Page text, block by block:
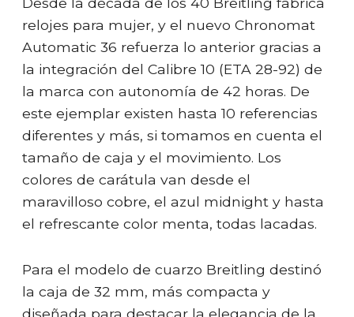
relojes para mujer, y el nuevo Chronomat
Automatic 36 refuerza lo anterior gracias a
la integración del Calibre 10 (ETA 28-92) de
la marca con autonomía de 42 horas. De
este ejemplar existen hasta 10 referencias
diferentes y más, si tomamos en cuenta el
tamaño de caja y el movimiento. Los
colores de carátula van desde el
maravilloso cobre, el azul midnight y hasta
el refrescante color menta, todas lacadas.
Para el modelo de cuarzo Breitling destinó
la caja de 32 mm, más compacta y
diseñada para destacar la elegancia de la